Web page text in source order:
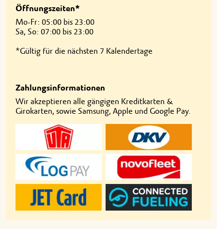
Öffnungszeiten*
Mo-Fr: 05:00 bis 23:00
Sa, So: 07:00 bis 23:00
*Gültig für die nächsten 7 Kalendertage
Zahlungsinformationen
Wir akzeptieren alle gängigen Kreditkarten &
Girokarten, sowie Samsung, Apple und Google Pay.